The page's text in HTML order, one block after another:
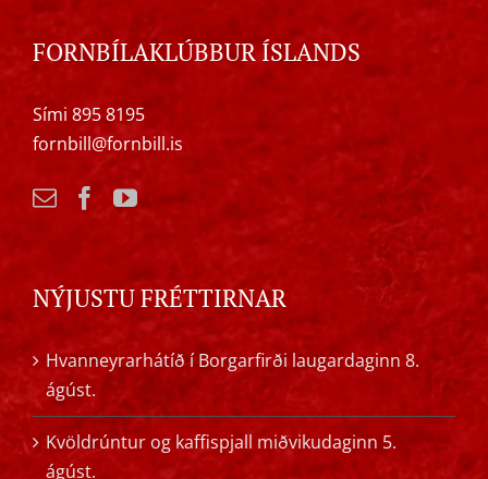
FORNBÍLAKLÚBBUR ÍSLANDS
Sími 895 8195
fornbill@fornbill.is
NÝJUSTU FRÉTTIRNAR
Hvanneyrarhátíð í Borgarfirði laugardaginn 8.
ágúst.
Kvöldrúntur og kaffispjall miðvikudaginn 5.
ágúst.